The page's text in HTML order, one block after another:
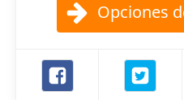
Opciones